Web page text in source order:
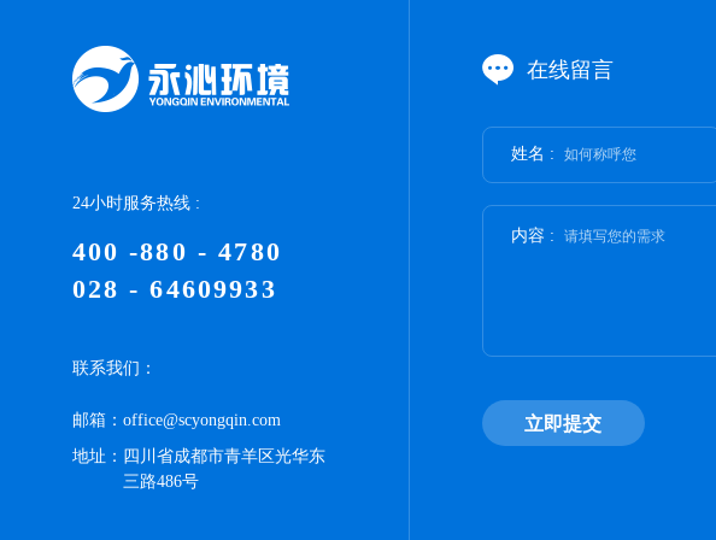
24小时服务热线 :
400 -880 - 4780
028 - 64609933
联系我们：
邮箱： office@scyongqin.com
地址： 四川省成都市青羊区光华东
三路486号
在线留言
姓名 : 如何称呼您
内容 : 请填写您的需求
立即提交